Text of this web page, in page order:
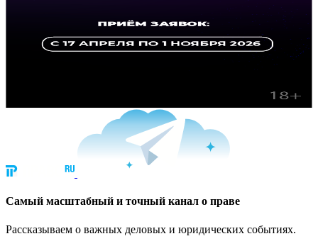
Cамый масштабный и точный канал о праве
Рассказываем о важных деловых и юридических событиях.